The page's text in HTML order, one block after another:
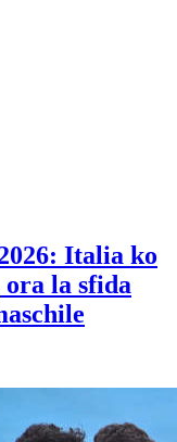
Italia ko
la sfida